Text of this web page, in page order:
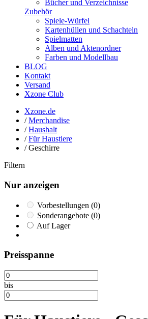
Bücher und Verzeichnisse
Zubehör
Spiele-Würfel
Kartenhüllen und Schachteln
Spielmatten
Alben und Aktenordner
Farben und Modellbau
BLOG
Kontakt
Versand
Xzone Club
Xzone.de
/Merchandise
/Haushalt
/Für Haustiere
/Geschirre
Filtern
Nur anzeigen
Vorbestellungen (0)
Sonderangebote (0)
Auf Lager
Preisspanne
bis